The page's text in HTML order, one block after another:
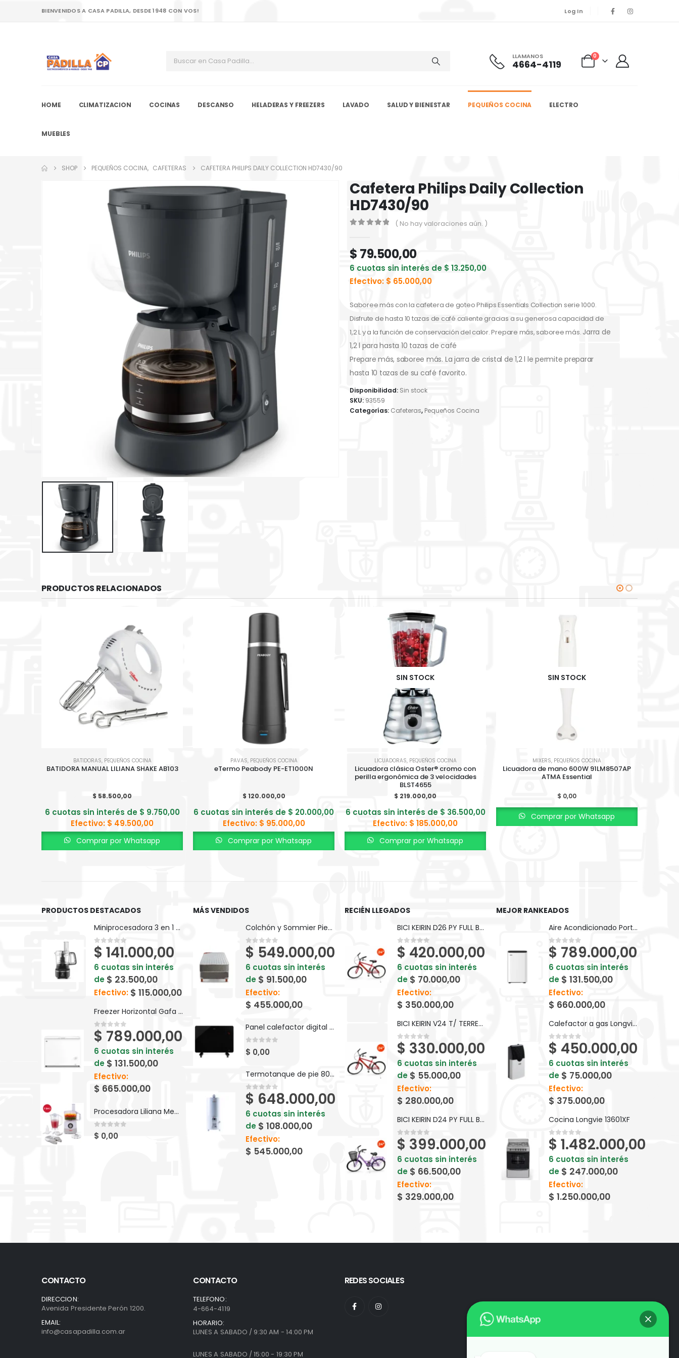
BIENVENIDOS A CASA PADILLA, DESDE 1948 CON VOS! Log In
LLAMANOS
4664-4119
0
HOME CLIMATIZACION COCINAS DESCANSO HELADERAS Y FREEZERS LAVADO SALUD Y BIENESTAR PEQUEÑOS COCINA ELECTRO
MUEBLES
SHOP PEQUEÑOS COCINA, CAFETERAS CAFETERA PHILIPS DAILY COLLECTION HD7430/90
Cafetera Philips Daily Collection
HD7430/90
( No hay valoraciones aún. )
$ 79.500,00
6 cuotas sin interés de $ 13.250,00
Efectivo: $ 65.000,00
Saboree más con la cafetera de goteo Philips Essentials Collection serie 1000.
Disfrute de hasta 10 tazas de café caliente gracias a su generosa capacidad de
1,2 L y a la función de conservación del calor. Prepare más, saboree más. Jarra de
1,2 l para hasta 10 tazas de café
Prepare más, saboree más. La jarra de cristal de 1,2 l le permite preparar
hasta 10 tazas de su café favorito.
Disponibilidad: Sin stock
SKU: 93559
Categorías: Cafeteras, Pequeños Cocina
PRODUCTOS RELACIONADOS
BATIDORAS, PEQUEÑOS COCINA
BATIDORA MANUAL LILIANA SHAKE AB103
$ 58.500,00
6 cuotas sin interés de $ 9.750,00
Efectivo: $ 49.500,00
Comprar por Whatsapp
PAVAS, PEQUEÑOS COCINA
eTermo Peabody PE-ET1000N
$ 120.000,00
6 cuotas sin interés de $ 20.000,00
Efectivo: $ 95.000,00
Comprar por Whatsapp
SIN STOCK
LICUADORAS, PEQUEÑOS COCINA
Licuadora clásica Oster® cromo con
perilla ergonómica de 3 velocidades
BLST4655
$ 219.000,00
6 cuotas sin interés de $ 36.500,00
Efectivo: $ 185.000,00
Comprar por Whatsapp
SIN STOCK
MIXERS, PEQUEÑOS COCINA
Licuadora de mano 600W 91LM8507AP
ATMA Essential
$ 0,00
Comprar por Whatsapp
PRODUCTOS DESTACADOS
Miniprocesadora 3 en 1 Electrolux Efficient 710ml EFP500
0out of 5
$ 141.000,00
6 cuotas sin interés
de $ 23.500,00
Efectivo: $ 115.000,00
Freezer Horizontal Gafa Blanco Inverter 280lts FGHI300B-L
0out of 5
$ 789.000,00
6 cuotas sin interés
de $ 131.500,00
Efectivo:
$ 665.000,00
Procesadora Liliana Megapros AM740
0 out of 5
$ 0,00
MÁS VENDIDOS
Colchón y Sommier Piero Foam Goma Espuma 190 x 80 cm
0out of 5
$ 549.000,00
6 cuotas sin interés
de $ 91.500,00
Efectivo:
$ 455.000,00
Panel calefactor digital de vidrio Atma 1500W 91ATVC1521P
0 out of 5
$ 0,00
Termotanque de pie 80 LTS Saiar a gas - TPG080MSA
0out of 5
$ 648.000,00
6 cuotas sin interés
de $ 108.000,00
Efectivo:
$ 545.000,00
RECIÉN LLEGADOS
BICI KEIRIN D26 PY FULL BP10F
0out of 5
$ 420.000,00
6 cuotas sin interés
de $ 70.000,00
Efectivo:
$ 350.000,00
BICI KEIRIN V24 T/ TERRENO S/ CAMBIOS BM024
0out of 5
$ 330.000,00
6 cuotas sin interés
de $ 55.000,00
Efectivo:
$ 280.000,00
BICI KEIRIN D24 PY FULL BP24F
0out of 5
$ 399.000,00
6 cuotas sin interés
de $ 66.500,00
Efectivo:
$ 329.000,00
MEJOR RANKEADOS
Aire Acondicionado Portatil Surrey 551PXQ12N81F Frio/Calor 3010
0out of 5
$ 789.000,00
6 cuotas sin interés
de $ 131.500,00
Efectivo:
$ 660.000,00
Calefactor a gas Longvie EBA2 TB2.0 Premium 2000 Kcal/h Tiro Balanceado
0out of 5
$ 450.000,00
6 cuotas sin interés
de $ 75.000,00
Efectivo:
$ 375.000,00
Cocina Longvie 13601XF
0out of 5
$ 1.482.000,00
6 cuotas sin interés
de $ 247.000,00
Efectivo:
$ 1.250.000,00
CONTACTO
DIRECCION:
Avenida Presidente Perón 1200.
EMAIL:
info@casapadilla.com.ar
CONTACTO
TELEFONO:
4-664-4119
HORARIO:
LUNES A SABADO / 9:30 AM - 14:00 PM
LUNES A SABADO / 15:00 - 19:30 PM
REDES SOCIALES